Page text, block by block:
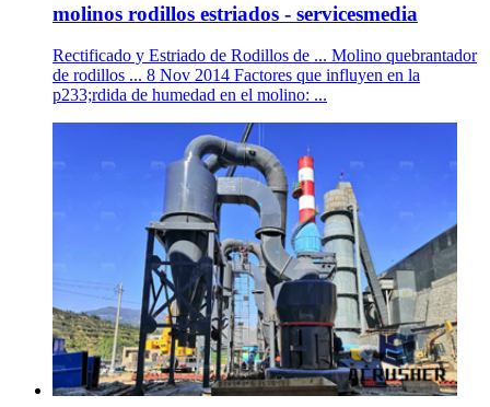
molinos rodillos estriados - servicesmedia
Rectificado y Estriado de Rodillos de ... Molino quebrantador
de rodillos ... 8 Nov 2014 Factores que influyen en la
p233;rdida de humedad en el molino: ...